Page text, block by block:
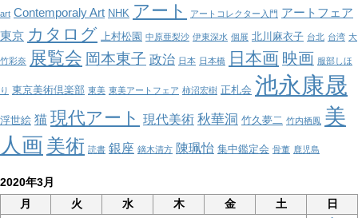
ー
art Contemporaly Art NHK アート アートコレクター入門 アートフェア
東京 カタログ 上村松園 中原亜梨沙 伊東深水 個展 北川麻衣子 台北 台湾 大
竹彩奈 展覧会 岡本東子 政治 日本 日本橋 日本画 映画 服部しほ
り 東京美術倶楽部 東美 東美アートフェア 柿沼宏樹 正札会 池永康晟
浮世絵 猫 現代アート 現代美術 秋華洞 竹久夢二 竹内栖鳳 美
人画 美術 読書 銀座 鏑木清方 陳珮怡 集中鑑定会 骨董 鹿児島
2020年3月
月
火 水 木 金 土 日